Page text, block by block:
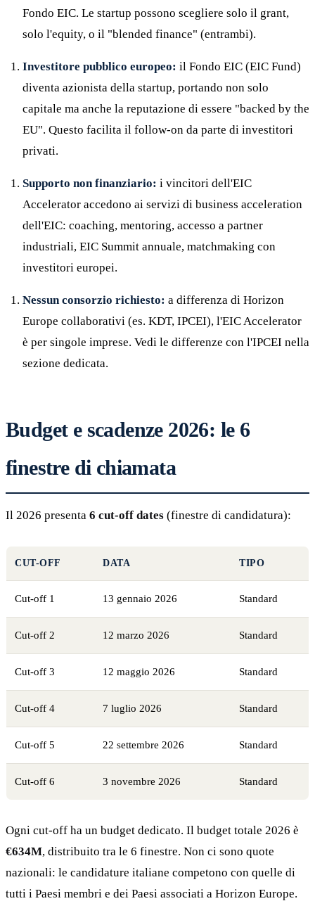
Fondo EIC. Le startup possono scegliere solo il grant,
solo l'equity, o il "blended finance" (entrambi).
Investitore pubblico europeo: il Fondo EIC (EIC Fund)
diventa azionista della startup, portando non solo
capitale ma anche la reputazione di essere "backed by the
EU". Questo facilita il follow-on da parte di investitori
privati.
Supporto non finanziario: i vincitori dell'EIC
Accelerator accedono ai servizi di business acceleration
dell'EIC: coaching, mentoring, accesso a partner
industriali, EIC Summit annuale, matchmaking con
investitori europei.
Nessun consorzio richiesto: a differenza di Horizon
Europe collaborativi (es. KDT, IPCEI), l'EIC Accelerator
è per singole imprese. Vedi le differenze con l'IPCEI nella
sezione dedicata.
Budget e scadenze 2026: le 6
finestre di chiamata
Il 2026 presenta 6 cut-off dates (finestre di candidatura):
CUT-OFF DATA TIPO
Cut-off 1 13 gennaio 2026 Standard
Cut-off 2 12 marzo 2026 Standard
Cut-off 3 12 maggio 2026 Standard
Cut-off 4 7 luglio 2026 Standard
Cut-off 5 22 settembre 2026 Standard
Cut-off 6 3 novembre 2026 Standard
Ogni cut-off ha un budget dedicato. Il budget totale 2026 è
€634M, distribuito tra le 6 finestre. Non ci sono quote
nazionali: le candidature italiane competono con quelle di
tutti i Paesi membri e dei Paesi associati a Horizon Europe.